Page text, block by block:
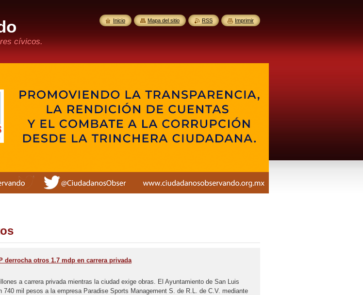
cívicos.
derrocha otros 1.7 mdp en carrera privada
a carrera privada mientras la ciudad exige obras. El Ayuntamiento de San Luis
740 mil pesos a la empresa Paradise Sports Management S. de R.L. de C.V. mediante
Inicio Mapa del sitio RSS Imprimir